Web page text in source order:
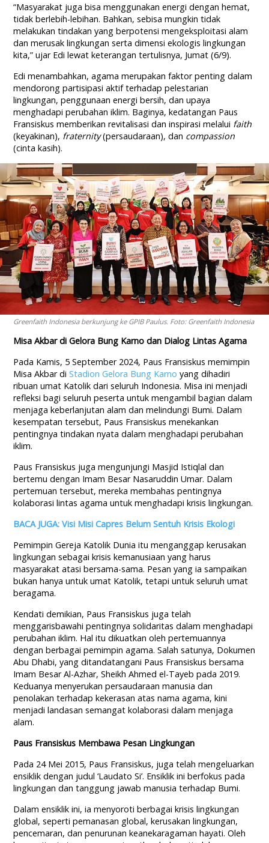
“Masyarakat juga bisa menggunakan energi dengan hemat,
tidak berlebih-lebihan. Bahkan, sebisa mungkin tidak
melakukan tindakan yang berpotensi mengeksploitasi alam
dan merusak lingkungan serta dimensi ekologis lingkungan
kita,” ujar Edi lewat keterangan tertulisnya, Jumat (6/9).
Edi menambahkan, agama merupakan faktor penting dalam
mendorong partisipasi aktif terhadap pelestarian
lingkungan, penggunaan energi bersih, dan upaya
menghadapi perubahan iklim. Baginya, kedatangan Paus
Fransiskus memberikan revitalisasi dan inspirasi melalui faith
(keyakinan), fraternity(persaudaraan), dan compassion
(cinta kasih).
Greenfaith Indonesia berkunjung ke GPIB Paulus. Foto: Greenfaith Indonesia
Misa Akbar di Gelora Bung Karno dan Dialog Lintas Agama
Pada Kamis, 5 September 2024, Paus Fransiskus memimpin
Misa Akbar diStadion Gelora Bung Karno yang dihadiri
ribuan umat Katolik dari seluruh Indonesia. Misa ini menjadi
refleksi bagi seluruh peserta untuk mengambil bagian dalam
menjaga keberlanjutan alam dan melindungi Bumi. Dalam
kesempatan tersebut, Paus Fransiskus menekankan
pentingnya tindakan nyata dalam menghadapi perubahan
iklim.
Paus Fransiskus juga mengunjungi Masjid Istiqlal dan
bertemu dengan Imam Besar Nasaruddin Umar. Dalam
pertemuan tersebut, mereka membahas pentingnya
kolaborasi lintas agama untuk menghadapi krisis lingkungan.
BACA JUGA: Visi Misi Capres Belum Sentuh Krisis Ekologi
Pemimpin Gereja Katolik Dunia itu menganggap kerusakan
lingkungan sebagai krisis kemanusiaan yang harus
masyarakat atasi bersama-sama. Pesan yang ia sampaikan
bukan hanya untuk umat Katolik, tetapi untuk seluruh umat
beragama.
Kendati demikian, Paus Fransiskus juga telah
menggarisbawahi pentingnya solidaritas dalam menghadapi
perubahan iklim. Hal itu dikuatkan oleh pertemuannya
dengan berbagai pemimpin agama. Salah satunya, Dokumen
Abu Dhabi, yang ditandatangani Paus Fransiskus bersama
Imam Besar Al-Azhar, Sheikh Ahmed el-Tayeb pada 2019.
Keduanya menyerukan persaudaraan manusia dan
penolakan terhadap kekerasan atas nama agama, kini
menjadi landasan semangat kolaborasi dalam menjaga
alam.
Paus Fransiskus Membawa Pesan Lingkungan
Pada 24 Mei 2015, Paus Fransiskus, juga telah mengeluarkan
ensiklik dengan judul ‘Laudato Si’. Ensiklik ini berfokus pada
lingkungan dan tanggung jawab manusia terhadap Bumi.
Dalam ensiklik ini, ia menyoroti berbagai krisis lingkungan
global, seperti pemanasan global, kerusakan lingkungan,
pencemaran, dan penurunan keanekaragaman hayati. Oleh